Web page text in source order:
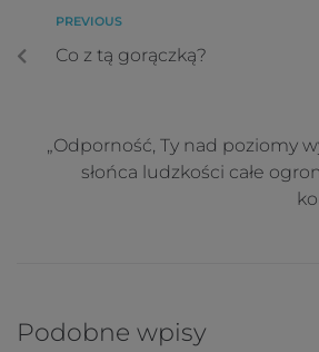
PREVIOUS
Co z tą gorączką?
„Odporność, Ty nad poziomy
słońca ludzkości całe
Podobne wpisy